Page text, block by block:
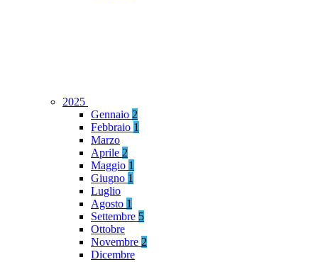
2025
Gennaio 2
Febbraio 1
Marzo
Aprile 2
Maggio 1
Giugno 1
Luglio
Agosto 1
Settembre 5
Ottobre
Novembre 2
Dicembre